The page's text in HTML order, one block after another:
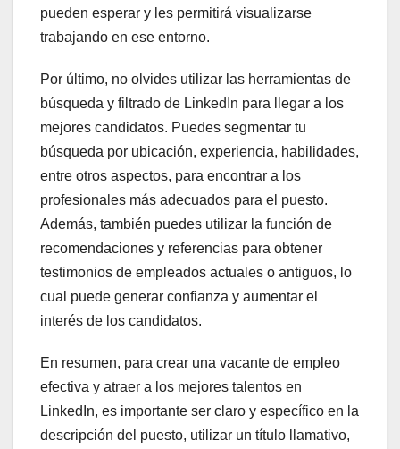
pueden esperar y les permitirá visualizarse
trabajando en ese entorno.
Por último, no olvides utilizar las herramientas de
búsqueda y filtrado de LinkedIn para llegar a los
mejores candidatos. Puedes segmentar tu
búsqueda por ubicación, experiencia, habilidades,
entre otros aspectos, para encontrar a los
profesionales más adecuados para el puesto.
Además, también puedes utilizar la función de
recomendaciones y referencias para obtener
testimonios de empleados actuales o antiguos, lo
cual puede generar confianza y aumentar el
interés de los candidatos.
En resumen, para crear una vacante de empleo
efectiva y atraer a los mejores talentos en
LinkedIn, es importante ser claro y específico en la
descripción del puesto, utilizar un título llamativo,